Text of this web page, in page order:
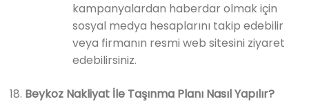
kampanyalardan haberdar olmak için
sosyal medya hesaplarını takip edebilir
veya firmanın resmi web sitesini ziyaret
edebilirsiniz.
Beykoz Nakliyat İle Taşınma Planı Nasıl Yapılır?